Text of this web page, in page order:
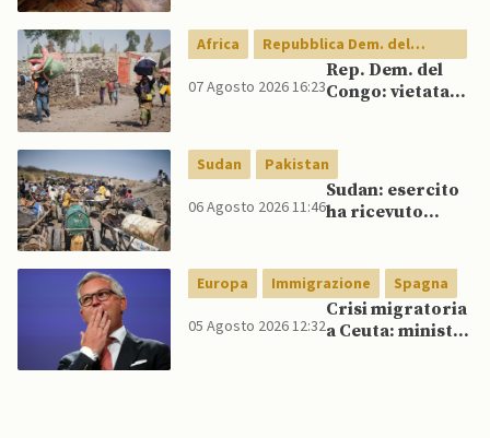
atti di terrorismo
Africa
Repubblica Dem. del
Congo
07 Agosto 2026 16:23
Rep. Dem. del
Congo: vietata
rame e cobalto
Sudan Pakistan
06 Agosto 2026 11:46
Sudan: esercito
ha ricevuto
Pakistan
Europa Immigrazione Spagna
05 Agosto 2026 12:32
Crisi migratoria
a Ceuta: ministri